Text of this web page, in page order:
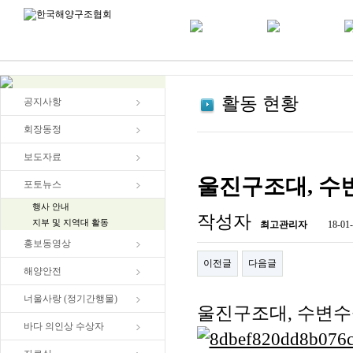
공지사항
회장동정
보도자료
포토뉴스
행사 안내
지부 및 지역대 활동
홍보동영상
해양안전
너울사랑 (정기간행물)
바다 의인상 수상자
활동 현황
울진구조대, 수
작성자 최고관리자 18-
이전글 다음글
울진구조대, 수변